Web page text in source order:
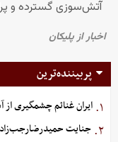
پربیننده‌ترین
۱. ایران غنائم چشمگیری
۲. جنایت